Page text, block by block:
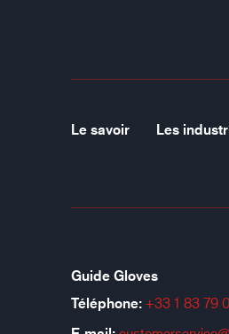
Le savoir Les
Guide Gloves
Téléphone: +33 1 83 79